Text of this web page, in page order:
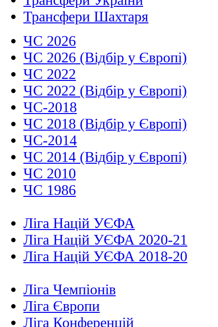
Трансфери Шахтаря
ЧС 2026
ЧС 2026 (Відбір у Європі)
ЧС 2022
ЧС 2022 (Відбір у Європі)
ЧС-2018
ЧС 2018 (Відбір у Європі)
ЧС-2014
ЧС 2014 (Відбір у Європі)
ЧС 2010
ЧС 1986
Ліга Націй УЄФА
Ліга Націй УЄФА 2020-21
Ліга Націй УЄФА 2018-20
Ліга Чемпіонів
Ліга Європи
Ліга Конференцій